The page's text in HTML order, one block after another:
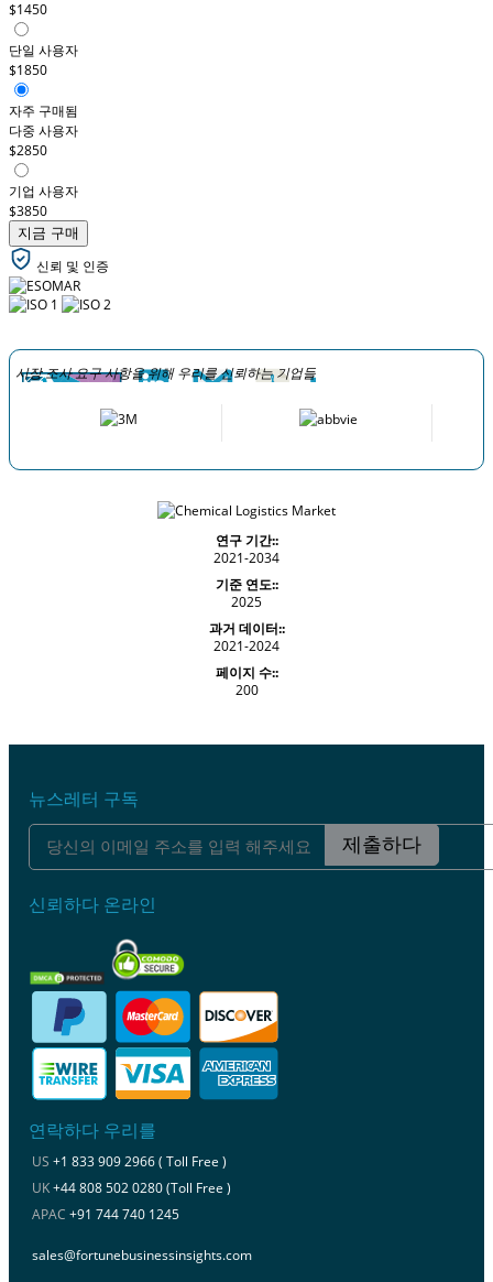
$1450
단일 사용자
$1850
자주 구매됨
다중 사용자
$2850
기업 사용자
$3850
지금 구매
신뢰 및 인증
시장 조사 요구 사항을 위해 우리를 신뢰하는 기업들
연구 기간::
2021-2034
기준 연도::
2025
과거 데이터::
2021-2024
페이지 수::
200
뉴스레터 구독
제출하다
신뢰하다 온라인
연락하다 우리를
US +1 833 909 2966 ( Toll Free )
UK+44 808 502 0280 (Toll Free )
APAC +91 744 740 1245
sales@fortunebusinessinsights.com